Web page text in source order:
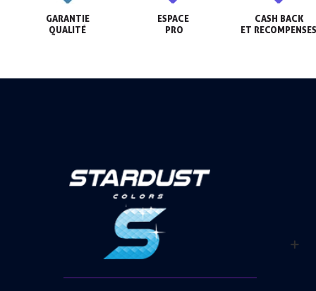
GARANTIE
QUALITÉ
ESPACE
PRO
CASH BACK
ET